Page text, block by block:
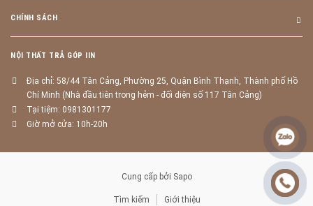
CHÍNH SÁCH
NỘI THẤT TRẢ GÓP IIN
Địa chỉ: 58/44 Tân Cảng, Phường 25, Quận Bình Thạnh, Thành phố Hồ
Chí Minh (Nhà đầu tiên trong hẻm - đối diện số 117 Tân Cảng)
Tại tiệm: 0981301177
Giờ mở cửa: 10h-20h
Cung cấp bởi Sapo
Tìm kiếm Giới thiệu